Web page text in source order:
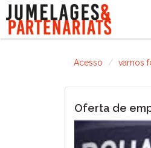
Acesso vamos
Oferta de